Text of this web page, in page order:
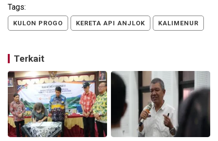
Tags:
KULON PROGO KERETA API ANJLOK KALIMENUR
Terkait